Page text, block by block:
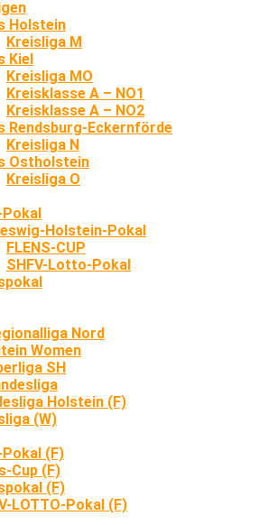
Holstein
Kreisliga M
Kiel
Kreisliga MO
Kreisklasse A – NO1
Kreisklasse A – NO2
Rendsburg-Eckernförde
Kreisliga N
Ostholstein
Kreisliga O
Pokal
Holstein-Pokal
FLENS-CUP
SHFV-Lotto-Pokal
Nord
Women
SH
Holstein (F)
(W)
Pokal (F)
Cup (F)
(F)
LOTTO-Pokal (F)